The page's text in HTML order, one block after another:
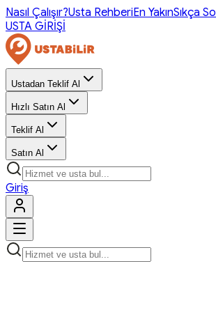
Nasıl Çalışır?Usta RehberiEn YakınSıkça
USTA GİRİŞİ
Ustadan Teklif Al
Hızlı Satın Al
Teklif Al
Satın Al
Giriş